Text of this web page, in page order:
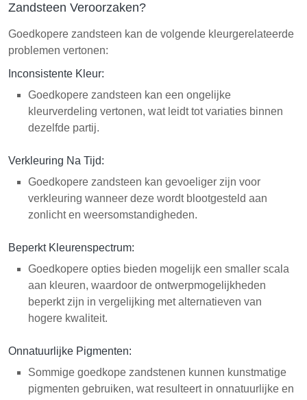
Zandsteen Veroorzaken?
Goedkopere zandsteen kan de volgende kleurgerelateerde
problemen vertonen:
Inconsistente Kleur:
Goedkopere zandsteen kan een ongelijke
kleurverdeling vertonen, wat leidt tot variaties binnen
dezelfde partij.
Verkleuring Na Tijd:
Goedkopere zandsteen kan gevoeliger zijn voor
verkleuring wanneer deze wordt blootgesteld aan
zonlicht en weersomstandigheden.
Beperkt Kleurenspectrum:
Goedkopere opties bieden mogelijk een smaller scala
aan kleuren, waardoor de ontwerpmogelijkheden
beperkt zijn in vergelijking met alternatieven van
hogere kwaliteit.
Onnatuurlijke Pigmenten:
Sommige goedkope zandstenen kunnen kunstmatige
pigmenten gebruiken, wat resulteert in onnatuurlijke en